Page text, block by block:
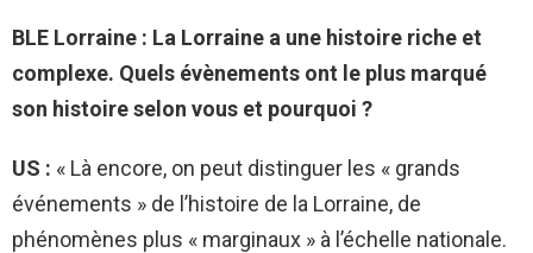
BLE Lorraine : La Lorraine a une histoire riche et
complexe. Quels évènements ont le plus marqué
son histoire selon vous et pourquoi ?
US : « Là encore, on peut distinguer les « grands
événements » de l’histoire de la Lorraine, de
phénomènes plus « marginaux » à l’échelle nationale.